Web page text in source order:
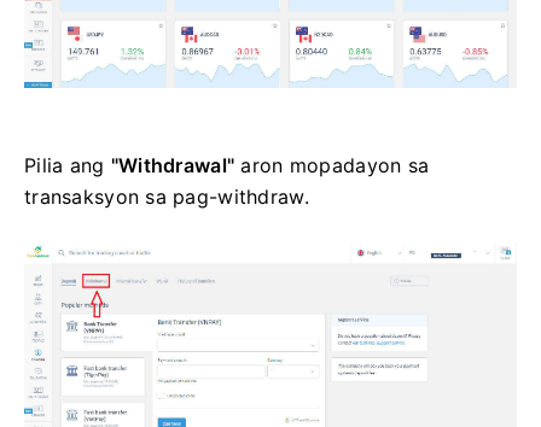
Pilia ang "Withdrawal" aron mopadayon sa
transaksyon sa pag-withdraw.